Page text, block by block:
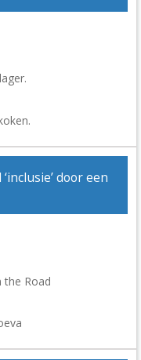
door een
the Road